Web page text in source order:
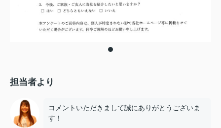
担当者より
コメントいただきまして誠にありがとうございま
す！